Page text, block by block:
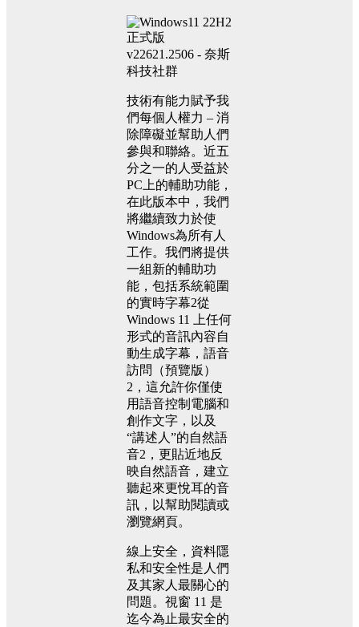
技術有能力賦予我
們每個人權力 – 消
除障礙並幫助人們
參與和聯絡。近五
分之一的人受益於
PC上的輔助功能，
在此版本中，我們
將繼續致力於使
Windows為所有人
工作。我們將提供
一組新的輔助功
能，包括系統範圍
的實時字幕2從
Windows 11 上任何
形式的音訊內容自
動生成字幕，語音
訪問（預覽版）
2，這允許你僅使
用語音控制電腦和
創作文字，以及
“講述人”的自然語
音2，更貼近地反
映自然語音，建立
聽起來更悅耳的音
訊，以幫助閱讀或
瀏覽網頁。
線上安全，資料隱
私和安全性是人們
及其家人最關心的
問題。視窗 11 是
迄今為止最安全的